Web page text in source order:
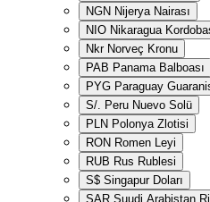
NGN Nijerya Nairası
NIO Nikaragua
Nkr Norveç Kronu
PAB Panama Balboası
PYG Paraguay
S/. Peru Nuevo Solü
PLN Polonya Zlotisi
RON Romen Leyi
RUB Rus Rublesi
S$ Singapur Doları
SAR Suudi Arabistan